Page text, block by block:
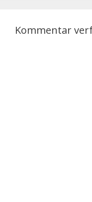
Kommentar